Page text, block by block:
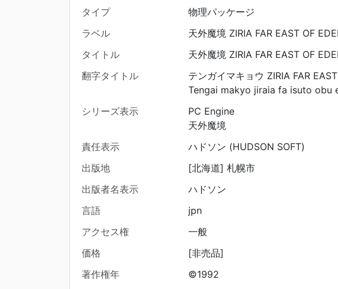
タイプ
物理パッケージ
ラベル
天外魔境 ZIRIA FAR EAST OF
タイトル
天外魔境 ZIRIA FAR EAST OF
翻字タイトル
テンガイマキョウ ZIRIA FAR
Tengai makyo jiraia fa isuto obu
シリーズ表示
PC Engine
天外魔境
責任表示
ハドソン (HUDSON SOFT)
出版地
[北海道] 札幌市
出版者名表示
ハドソン
言語
jpn
アクセス権
一般
価格
[非売品]
著作権年
©1992